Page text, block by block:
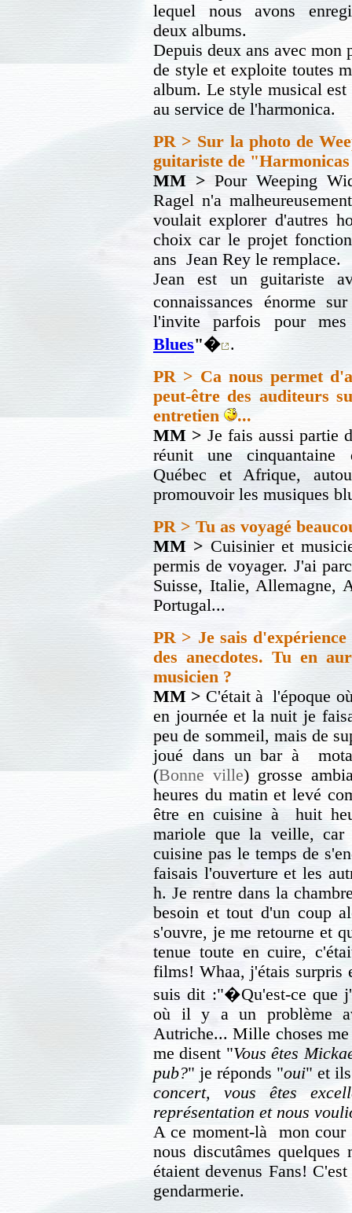
lequel nous avons
deux albums.
Depuis deux ans avec mon
de style et exploite toutes
album. Le style musical
au service de l'harmonica.
PR > Sur la photo de
guitariste de
MM >Pour Weeping
Ragel n'a
voulait explorer d'autres
choix car le projet
ans Jean Rey le remplace.
Jean est un guitariste
connaissances énorme
l'invite parfois pour
Blues"� .
PR > Ca nous permet
peut-être des auditeurs
entretien
...
MM > Je fais aussi partie
réunit une cinquantaine
Québec et Afrique,
promouvoir les musiques
PR > Tu as voyagé
MM > Cuisinier et
permis de voyager. J'ai
Suisse, Italie, Allemagne,
Portugal...
PR > Je sais
des anecdotes.Tu en
musicien ?
MM > C'était à l'époque
en journée et la nuit je
peu de sommeil, mais de
joué dans un bar à
(Bonne ville) grosse
heures du matin et levé
être en cuisine à huit
mariole que la veille,
cuisine pas le temps de
faisais l'ouverture et les
h. Je rentre dans la
besoin et tout d'un coup
s'ouvre, je me retourne et
tenue toute en cuire,
films! Whaa, j'étais surpris
suis dit :"�Qu'est-ce que
où il y a un problème
Autriche... Mille choses
me disent "Vous êtes
pub?" je réponds "oui" et
concert, vous êtes
représentation et nous
A ce moment-là mon
nous discutâmes
étaient devenus Fans!
gendarmerie.